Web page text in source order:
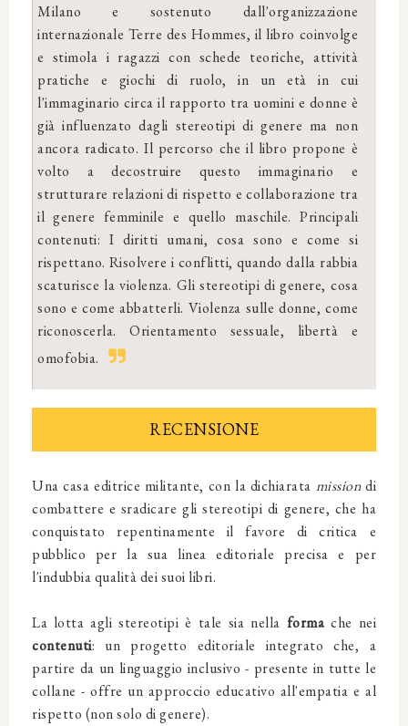
Milano e sostenuto dall'organizzazione
internazionale Terre des Hommes, il libro coinvolge
e stimola i ragazzi con schede teoriche, attività
pratiche e giochi di ruolo, in un età in cui
l'immaginario circa il rapporto tra uomini e donne è
già influenzato dagli stereotipi di genere ma non
ancora radicato. Il percorso che il libro propone è
volto a decostruire questo immaginario e
strutturare relazioni di rispetto e collaborazione tra
il genere femminile e quello maschile. Principali
contenuti: I diritti umani, cosa sono e come si
rispettano. Risolvere i conflitti, quando dalla rabbia
scaturisce la violenza. Gli stereotipi di genere, cosa
sono e come abbatterli. Violenza sulle donne, come
riconoscerla. Orientamento sessuale, libertà e
omofobia.
RECENSIONE
Una casa editrice militante, con la dichiarata missiondi
combattere e sradicare gli stereotipi di genere, che ha
conquistato repentinamente il favore di critica e
pubblico per la sua linea editoriale precisa e per
l'indubbia qualità dei suoi libri.
La lotta agli stereotipi è tale sia nella forma che nei
contenuti: un progetto editoriale integrato che, a
partire da un linguaggio inclusivo - presente in tutte le
collane - offre un approccio educativo all'empatia e al
rispetto (non solo di genere).